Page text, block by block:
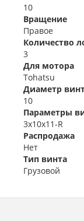
10
Вращение
Правое
Количество
3
Для мотора
Tohatsu
Диаметр
10
Параметры
3x10x11-R
Распродажа
Нет
Тип винта
Грузовой